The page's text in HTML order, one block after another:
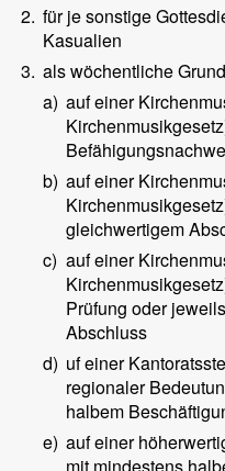
2. für je sonstige
Kasualien
3. als wöchentliche
a) auf einer
b) auf einer
gleichwertigem
c) auf einer
Prüfung oder
Abschluss
d) uf einer
regionaler
halbem
e) auf einer